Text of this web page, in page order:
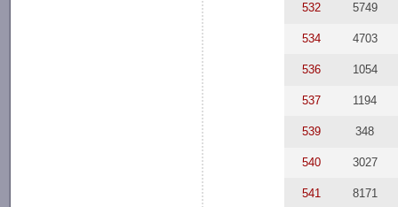
532 5749
534 4703
536 1054
537 1194
539 348
540 3027
541 8171